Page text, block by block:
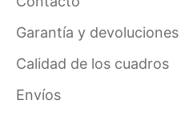
Garantía y devoluciones
Calidad de los cuadros
Envíos